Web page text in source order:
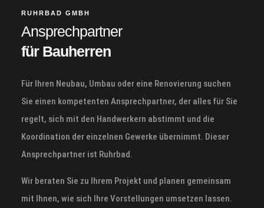
RUHRBAD GMBH
Ansprechpartner
für Bauherren
Für Ihren Neubau, Umbau oder eine Renovierung suchen
Sie einen kompetenten Ansprechpartner, der alles für Sie
regelt, sich mit den Handwerkern abstimmt und die
Koordination der einzelnen Gewerke übernimmt. Dieser
Ansprechpartner ist Ruhrbad.
Wir beraten Sie zu Ihrem Projekt und planen gemeinsam
mit Ihnen, wie sich Ihre Vorstellungen umsetzen lassen.